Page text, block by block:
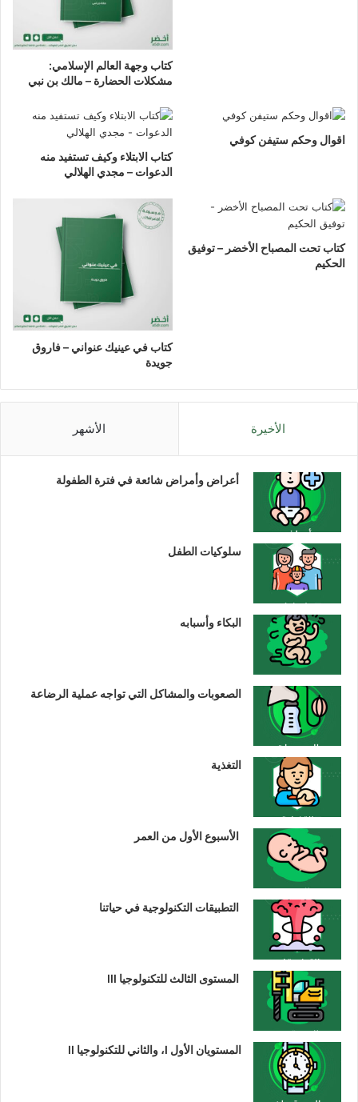
كتاب وجهة العالم الإسلامي:
مشكلات الحضارة – مالك بن نبي
اقوال وحكم ستيفن كوفي
كتاب الابتلاء وكيف تستفيد منه
الدعوات – مجدي الهلالي
كتاب تحت المصباح الأخضر – توفيق
الحكيم
كتاب في عينيك عنواني – فاروق
جويدة
الأخيرة الأشهر
أعراض وأمراض شائعة في فترة الطفولة
سلوكيات الطفل
البكاء وأسبابه
الصعوبات والمشاكل التي تواجه عملية الرضاعة
التغذية
الأسبوع الأول من العمر
التطبيقات التكنولوجية في حياتنا
المستوى الثالث للتكنولوجيا III
المستويان الأول I، والثاني للتكنولوجيا II